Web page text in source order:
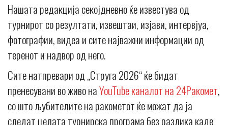
Нашата редакција секојдневно ќе известува од
турнирот со резултати, извештаи, изјави, интервјуа,
фотографии, видеа и сите најважни информации од
теренот и надвор од него.
Сите натпревари од „Струга 2026“ ќе бидат
пренесувани во живо наYouTube каналот на 24Ракомет,
со што љубителите на ракометот ќе можат да ја
следат целата турнирска програма без разлика каде